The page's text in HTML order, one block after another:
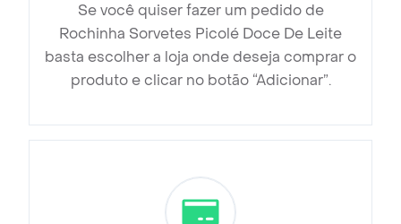
Se você quiser fazer um pedido de
Rochinha Sorvetes Picolé Doce De Leite
basta escolher a loja onde deseja comprar o
produto e clicar no botão “Adicionar”.